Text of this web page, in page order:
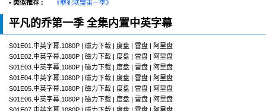
• 类似推荐 :
《罪犯联盟第一季》
平凡的乔第一季 全集内置中英字幕
S01E01.中英字幕.1080P | 磁力下载 | 度盘 | 雷盘 | 阿里盘
S01E02.中英字幕.1080P | 磁力下载 | 度盘 | 雷盘 | 阿里盘
S01E03.中英字幕.1080P | 磁力下载 | 度盘 | 雷盘 | 阿里盘
S01E04.中英字幕.1080P | 磁力下载 | 度盘 | 雷盘 | 阿里盘
S01E05.中英字幕.1080P | 磁力下载 | 度盘 | 雷盘 | 阿里盘
S01E06.中英字幕.1080P | 磁力下载 | 度盘 | 雷盘 | 阿里盘